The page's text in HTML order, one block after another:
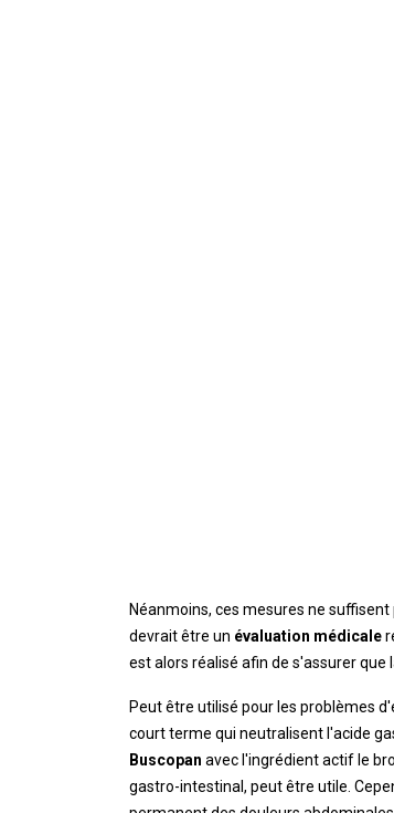
Néanmoins, ces mesures ne
devrait être un évaluation médicale
est alors réalisé afin de s'assurer
Peut être utilisé pour les problèmes
court terme qui neutralisent l'acide
Buscopan avec l'ingrédient actif le
gastro-intestinal, peut être utile.